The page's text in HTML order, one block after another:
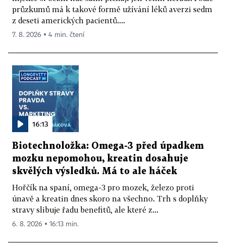
průzkumů má k takové formě užívání léků averzi sedm
z deseti amerických pacientů....
7. 8. 2026 ▪ 4 min. čtení
16:13
Biotechnoložka: Omega-3 před úpadkem
mozku nepomohou, kreatin dosahuje
skvělých výsledků. Má to ale háček
Hořčík na spaní, omega-3 pro mozek, železo proti
únavě a kreatin dnes skoro na všechno. Trh s doplňky
stravy slibuje řadu benefitů, ale které z...
6. 8. 2026 ▪ 16:13 min.